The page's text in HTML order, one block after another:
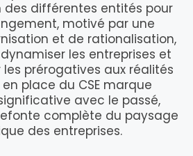
des différentes entités pour
motivé par une
et de rationalisation,
les entreprises et
prérogatives aux réalités
place du CSE marque
avec le passé,
complète du paysage
des entreprises.